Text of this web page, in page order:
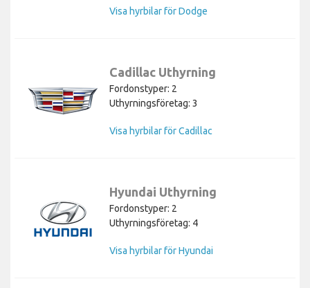
Visa hyrbilar för Dodge
Cadillac Uthyrning
Fordonstyper: 2
Uthyrningsföretag: 3
Visa hyrbilar för Cadillac
Hyundai Uthyrning
Fordonstyper: 2
Uthyrningsföretag: 4
Visa hyrbilar för Hyundai